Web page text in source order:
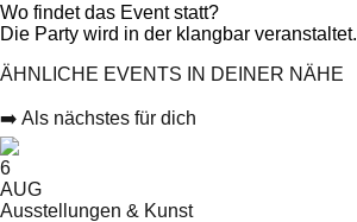
Wo findet das Event statt?
Die Party wird in der klangbar veranstaltet.
ÄHNLICHE EVENTS IN DEINER NÄHE
➡️ Als nächstes für dich
6
AUG
Ausstellungen & Kunst